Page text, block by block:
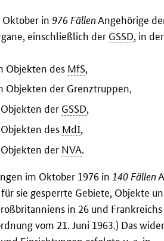
Oktober in 976 FällenAngehörige
einschließlich der GSSD, in
Objekten des MfS,
Objekten der Grenztruppen,
der GSSD,
des MdI,
der NVA.
im Oktober 1976 in 140 Fällen
sie gesperrte Gebiete, Objekte
in 26 und
vom 21. Juni 1963.) Das